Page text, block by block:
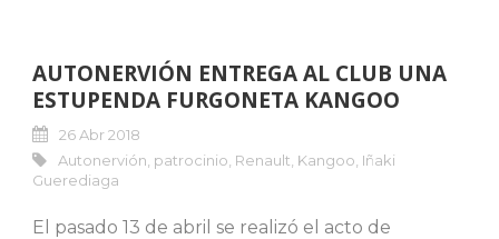
AUTONERVIÓN ENTREGA AL CLUB UNA
ESTUPENDA FURGONETA KANGOO
26 Abr 2018
Autonervión patrocinio Renault Kangoo Iñaki
Guerediaga
El pasado 13 de abril se realizó el acto de